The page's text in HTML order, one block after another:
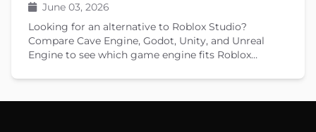
June 03, 2026
Looking for an alternative to Roblox Studio?
Compare Cave Engine, Godot, Unity, and Unreal
Engine to see which game engine fits Roblox